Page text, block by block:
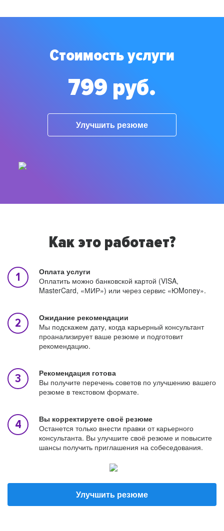
Стоимость услуги
799 руб.
Улучшить резюме
Как это работает?
Оплата услуги
Оплатить можно банковской картой (VISA,
MasterCard, «МИР») или через сервис «ЮMoney».
Ожидание рекомендации
Мы подскажем дату, когда карьерный консультант
проанализирует ваше резюме и подготовит
рекомендацию.
Рекомендация готова
Вы получите перечень советов по улучшению вашего
резюме в текстовом формате.
Вы корректируете своё резюме
Останется только внести правки от карьерного
консультанта. Вы улучшите своё резюме и повысите
шансы получить приглашения на собеседования.
Улучшить резюме